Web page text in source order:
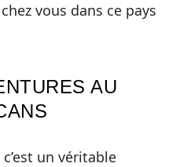
vous dans ce pays
AU
un véritable